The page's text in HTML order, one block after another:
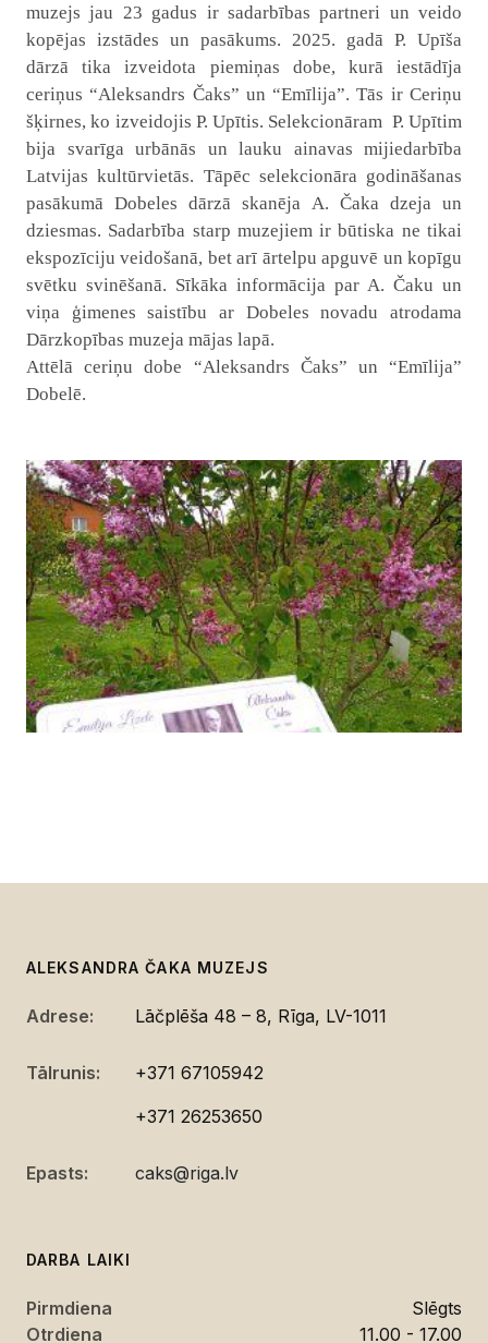
muzejs jau 23 gadus ir sadarbības partneri un veido
kopējas izstādes un pasākums. 2025. gadā P. Upīša
dārzā tika izveidota piemiņas dobe, kurā iestādīja
ceriņus “Aleksandrs Čaks” un “Emīlija”.Tās ir Ceriņu
šķirnes, ko izveidojis P. Upītis. Selekcionāram P. Upītim
bija svarīga urbānās un lauku ainavas mijiedarbība
Latvijas kultūrvietās. Tāpēc selekcionāra godināšanas
pasākumāDobeles dārzā skanēja A. Čaka dzeja un
dziesmas. Sadarbība starp muzejiem ir būtiska ne tikai
ekspozīciju veidošanā, bet arī ārtelpu apguvē un kopīgu
svētku svinēšanā. Sīkāka informācija par A. Čaku un
viņa ģimenes saistību ar Dobeles novadu atrodama
Dārzkopības muzeja mājas lapā.
Attēlā ceriņu dobe “Aleksandrs Čaks” un “Emīlija”
Dobelē.
ALEKSANDRA ČAKA MUZEJS
Adrese: Lāčplēša 48 – 8, Rīga, LV-1011
Tālrunis:
+371 67105942
+371 26253650
Epasts: caks@riga.lv
DARBA LAIKI
Pirmdiena
Slēgts
Otrdiena
11.00 - 17.00